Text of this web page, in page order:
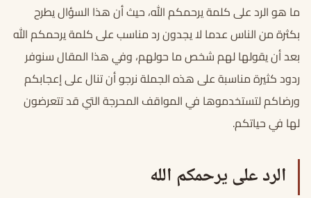
ما هو الرد على كلمة يرحمكم الله، حيث أن هذا السؤال يطرح
بكثرة من الناس عدما لا يجدون رد مناسب على كلمة يرحمكم الله
بعد أن يقولها لهم شخص ما حولهم، وفي هذا المقال سنوفر
ردود كثيرة مناسبة على هذه الجملة نرجو أن تنال على إعجابكم
ورضاكم لتستخدموها في المواقف المحرجة التي قد تتعرضون
لها في حياتكم.
الرد على يرحمكم الله